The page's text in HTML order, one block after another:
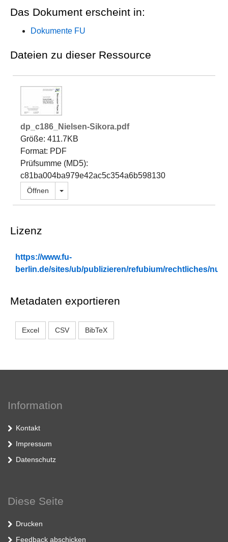
Das Dokument erscheint in:
Dokumente FU
Dateien zu dieser Ressource
dp_c186_Nielsen-Sikora.pdf
Größe: 411.7KB
Format: PDF
Prüfsumme (MD5):
c81ba004ba979e42ac5c354a6b598130
Öffnen Dropdown öffnen
Lizenz
https://www.fu-
berlin.de/sites/ub/publizieren/refubium/rechtliches/
Metadaten exportieren
Excel CSV BibTeX
Information
Kontakt
Impressum
Datenschutz
Diese Seite
Drucken
Feedback abschicken